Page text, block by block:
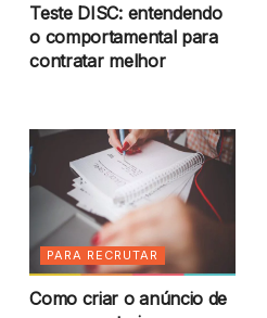
Teste DISC: entendendo
o comportamental para
contratar melhor
PARA RECRUTAR
Como criar o anúncio de